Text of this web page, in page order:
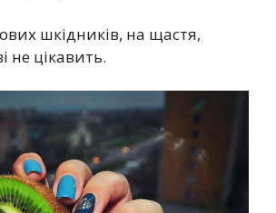
шкідників, на щастя,
не цікавить.